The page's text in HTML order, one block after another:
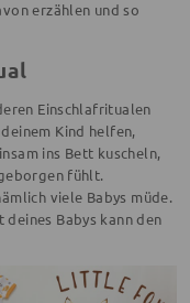
erzählen und so
Einschlafritualen
Kind helfen,
ins Bett kuscheln,
fühlt.
viele Babys müde.
Babys kann den